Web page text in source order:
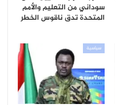
سوداني من التعليم والأمم
المتحدة تدق ناقوس الخطر
سياسية